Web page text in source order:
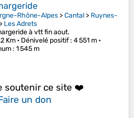
Rhône-Alpes >Cantal > Ruynes-
> Les Adrets
à vtt fin aout.
Km • Dénivelé positif: 4 551 m •
: 1 545 m
soutenir ce site ❤️
un don